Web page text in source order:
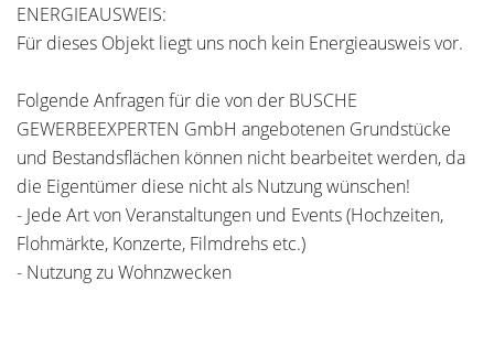
ENERGIEAUSWEIS:
Für dieses Objekt liegt uns noch kein Energieausweis vor.
Folgende Anfragen für die von der BUSCHE
GEWERBEEXPERTEN GmbH angebotenen Grundstücke
und Bestandsflächen können nicht bearbeitet werden, da
die Eigentümer diese nicht als Nutzung wünschen!
- Jede Art von Veranstaltungen und Events (Hochzeiten,
Flohmärkte, Konzerte, Filmdrehs etc.)
- Nutzung zu Wohnzwecken